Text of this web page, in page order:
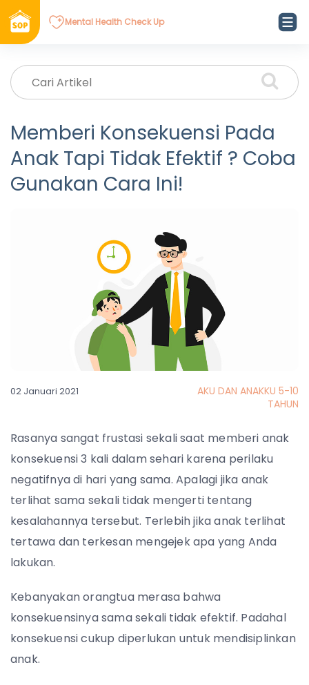
Mental Health Check Up
Memberi Konsekuensi Pada
Anak Tapi Tidak Efektif ? Coba
Gunakan Cara Ini!
02 Januari 2021
AKU DAN ANAKKU 5-10
TAHUN
Rasanya sangat frustasi sekali saat memberi anak
konsekuensi 3 kali dalam sehari karena perilaku
negatifnya di hari yang sama. Apalagi jika anak
terlihat sama sekali tidak mengerti tentang
kesalahannya tersebut. Terlebih jika anak terlihat
tertawa dan terkesan mengejek apa yang Anda
lakukan.
Kebanyakan orangtua merasa bahwa
konsekuensinya sama sekali tidak efektif. Padahal
konsekuensi cukup diperlukan untuk mendisiplinkan
anak.